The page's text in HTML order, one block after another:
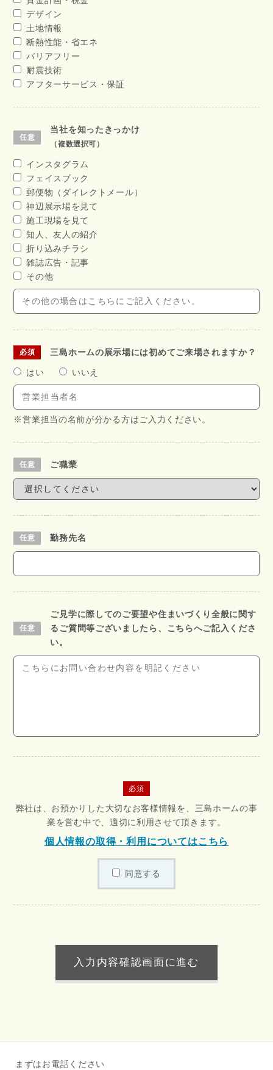
デザイン
土地情報
断熱性能・省エネ
バリアフリー
耐震技術
アフターサービス・保証
当社を知ったきっかけ
（複数選択可）
インスタグラム
フェイスブック
郵便物（ダイレクトメール）
神辺展示場を見て
施工現場を見て
知人、友人の紹介
折り込みチラシ
雑誌広告・記事
その他
三島ホームの展示場には初めてご来場されますか？
はい いいえ
※営業担当の名前が分かる方はご入力ください。
ご職業
勤務先名
ご見学に際してのご要望や住まいづくり全般に関す
るご質問等ございましたら、こちらへご記入くださ
い。
必須
弊社は、お預かりした大切なお客様情報を、三島ホームの事
業を営む中で、適切に利用させて頂きます。
個人情報の取得・利用についてはこちら
同意する
まずはお電話ください